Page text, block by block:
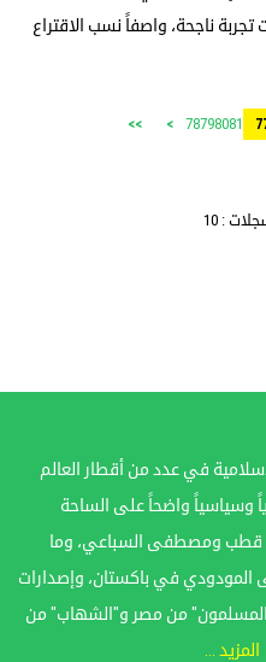
تجربة ناجحة، واصفاً نسب الاقتراع
78798081
>
>>
: 10
في عدد من أقطار العالم
وسياسياً واضحاً على الساحة
قطب ومصطفى السباعي، وما
المودودي في باكستان، وإصدارات
من مصر و"الشهاب" من
المزيد ...